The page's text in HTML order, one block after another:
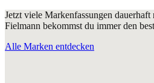
Jetzt viele Markenfassungen
Fielmann bekommst du immer den
Alle Marken entdecken